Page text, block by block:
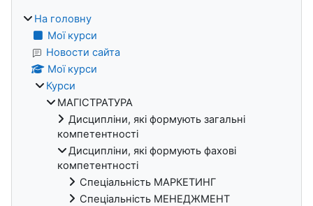
На головну
Мої курси
Новости сайта
Мої курси
Курси
МАГІСТРАТУРА
Дисципліни, які формують загальні
компетентності
Дисципліни, які формують фахові
компетентності
Спеціальність МАРКЕТИНГ
Спеціальність МЕНЕДЖМЕНТ